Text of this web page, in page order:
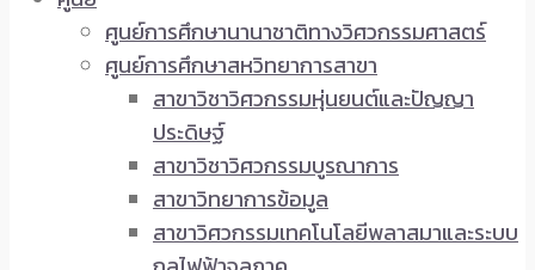
ศูนย์การศึกษานานาชาติทางวิศวกรรมศาสตร์
ศูนย์การศึกษาสหวิทยาการสาขา
สาขาวิชาวิศวกรรมหุ่นยนต์และปัญญา
ประดิษฐ์
สาขาวิชาวิศวกรรมบูรณาการ
สาขาวิทยาการข้อมูล
สาขาวิศวกรรมเทคโนโลยีพลาสมาและระบบ